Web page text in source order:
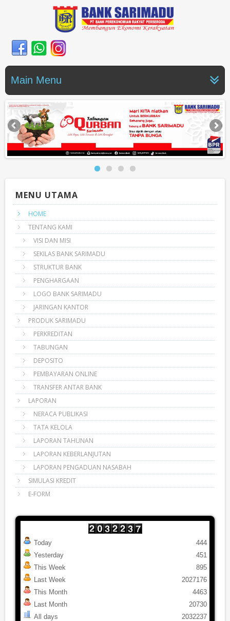
Main Menu
MENU UTAMA
HOME
TENTANG KAMI
VISI DAN MISI
SEKILAS BANK SARIMADU
STRUKTUR BANK
PENGHARGAAN
LOGO BANK SARIMADU
JARINGAN KANTOR
PRODUK SARIMADU
PERKREDITAN
TABUNGAN
DEPOSITO
PEMBAYARAN ONLINE
TRANSFER ANTAR BANK
LAPORAN
NERACA PUBLIKASI
TATA KELOLA
LAPORAN TAHUNAN
LAPORAN KEBERLANJUTAN
LAPORAN PENGADUAN NASABAH
SIMULASI KREDIT
E-FORM
Today
Yesterday
This Week
Last Week
This Month
Last Month
All days
444
451
895
2027176
4463
20730
2032237